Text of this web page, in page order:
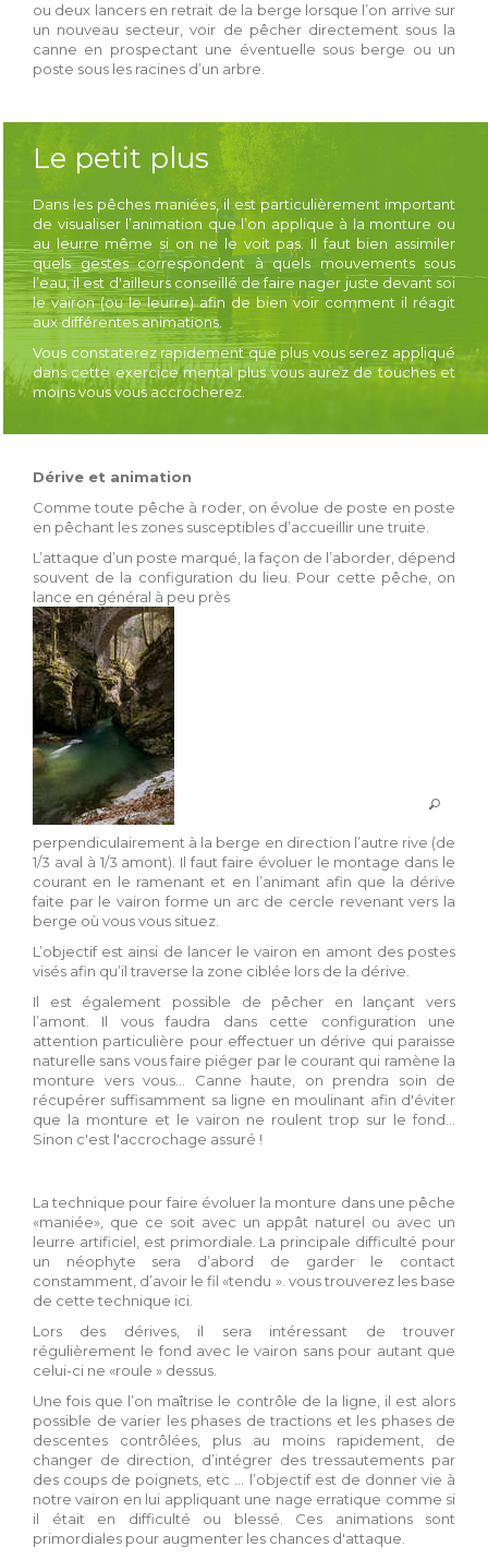
ou deux lancers en retrait de la berge lorsque l’on arrive sur
un nouveau secteur, voir de pêcher directement sous la
canne en prospectant une éventuelle sous berge ou un
poste sous les racines d’un arbre.
Le petit plus
Dans les pêches maniées, il est particulièrement important
de visualiser l’animation que l’on applique à la monture ou
au leurre même si on ne le voit pas. Il faut bien assimiler
quels gestes correspondent à quels mouvements sous
l’eau, il est d'ailleurs conseillé de faire nager juste devant soi
le vairon (ou le leurre) afin de bien voir comment il réagit
aux différentes animations.
Vous constaterez rapidement que plus vous serez appliqué
dans cette exercice mental plus vous aurez de touches et
moins vous vous accrocherez.
Dérive et animation
Comme toute pêche à roder, on évolue de poste en poste
en pêchant les zones susceptibles d’accueillir une truite.
L’attaque d’un poste marqué, la façon de l’aborder, dépend
souvent de la configuration du lieu. Pour cette pêche, on
lance en général à peu près
perpendiculairement à la berge en direction l’autre rive (de
1/3 aval à 1/3 amont). Il faut faire évoluer le montage dans le
courant en le ramenant et en l’animant afin que la dérive
faite par le vairon forme un arc de cercle revenant vers la
berge où vous vous situez.
L’objectif est ainsi de lancer le vairon en amont des postes
visés afin qu’il traverse la zone ciblée lors de la dérive.
Il est également possible de pêcher en lançant vers
l’amont. Il vous faudra dans cette configuration une
attention particulière pour effectuer un dérive qui paraisse
naturelle sans vous faire piéger par le courant qui ramène la
monture vers vous… Canne haute, on prendra soin de
récupérer suffisamment sa ligne en moulinant afin d'éviter
que la monture et le vairon ne roulent trop sur le fond...
Sinon c'est l'accrochage assuré !
La technique pour faire évoluer la monture dans une pêche
«maniée», que ce soit avec un appât naturel ou avec un
leurre artificiel, est primordiale. La principale difficulté pour
un néophyte sera d’abord de garder le contact
constamment, d’avoir le fil «tendu ». vous trouverez les base
de cette technique ici.
Lors des dérives, il sera intéressant de trouver
régulièrement le fond avec le vairon sans pour autant que
celui-ci ne «roule » dessus.
Une fois que l’on maîtrise le contrôle de la ligne, il est alors
possible de varier les phases de tractions et les phases de
descentes contrôlées, plus au moins rapidement, de
changer de direction, d’intégrer des tressautements par
des coups de poignets, etc … l’objectif est de donner vie à
notre vairon en lui appliquant une nage erratique comme si
il était en difficulté ou blessé. Ces animations sont
primordiales pour augmenter les chances d'attaque.